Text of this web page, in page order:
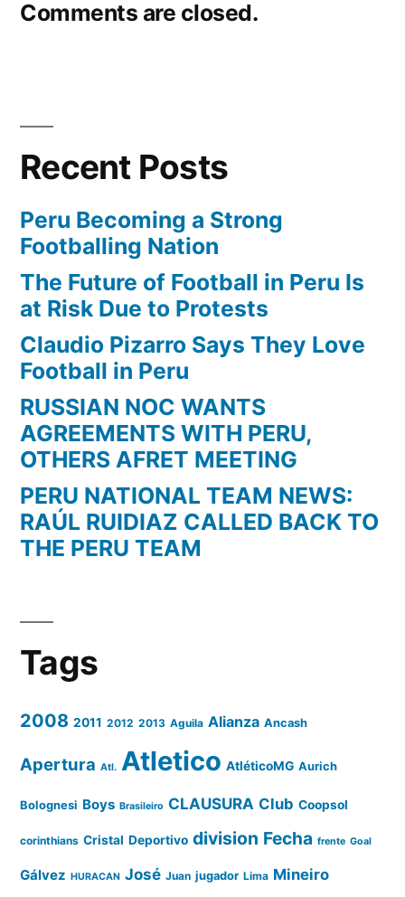
Comments are closed.
Recent Posts
Peru Becoming a Strong
Footballing Nation
The Future of Football in Peru Is
at Risk Due to Protests
Claudio Pizarro Says They Love
Football in Peru
RUSSIAN NOC WANTS
AGREEMENTS WITH PERU,
OTHERS AFRET MEETING
PERU NATIONAL TEAM NEWS:
RAÚL RUIDIAZ CALLED BACK TO
THE PERU TEAM
Tags
2008 2011 2012 2013 Aguila Alianza Ancash
Apertura Atl. Atletico AtléticoMG Aurich
Bolognesi Boys Brasileiro CLAUSURA Club Coopsol
corinthians Cristal Deportivo division Fecha frente Goal
Gálvez HURACAN José Juan jugador Lima Mineiro